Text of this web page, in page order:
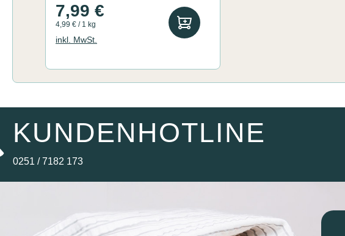
7,99 €
4,99 € / 1 kg
inkl. MwSt.
KUNDENHOTLINE
0251 / 7182 173